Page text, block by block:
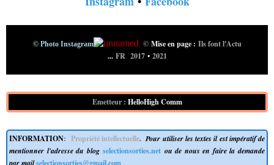
© Photo Instagram © Mise en page : Ils font l'Actu
... FR 2017 • 2021
Emetteur : HelloHigh Comm
INFORMATION: Propriété intellectuelle.Pour utiliser les textes il est impératif de
mentionner l'adresse du blogselectionsorties.net ou de nous en faire la demande